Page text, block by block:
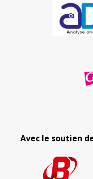
Avec le soutien